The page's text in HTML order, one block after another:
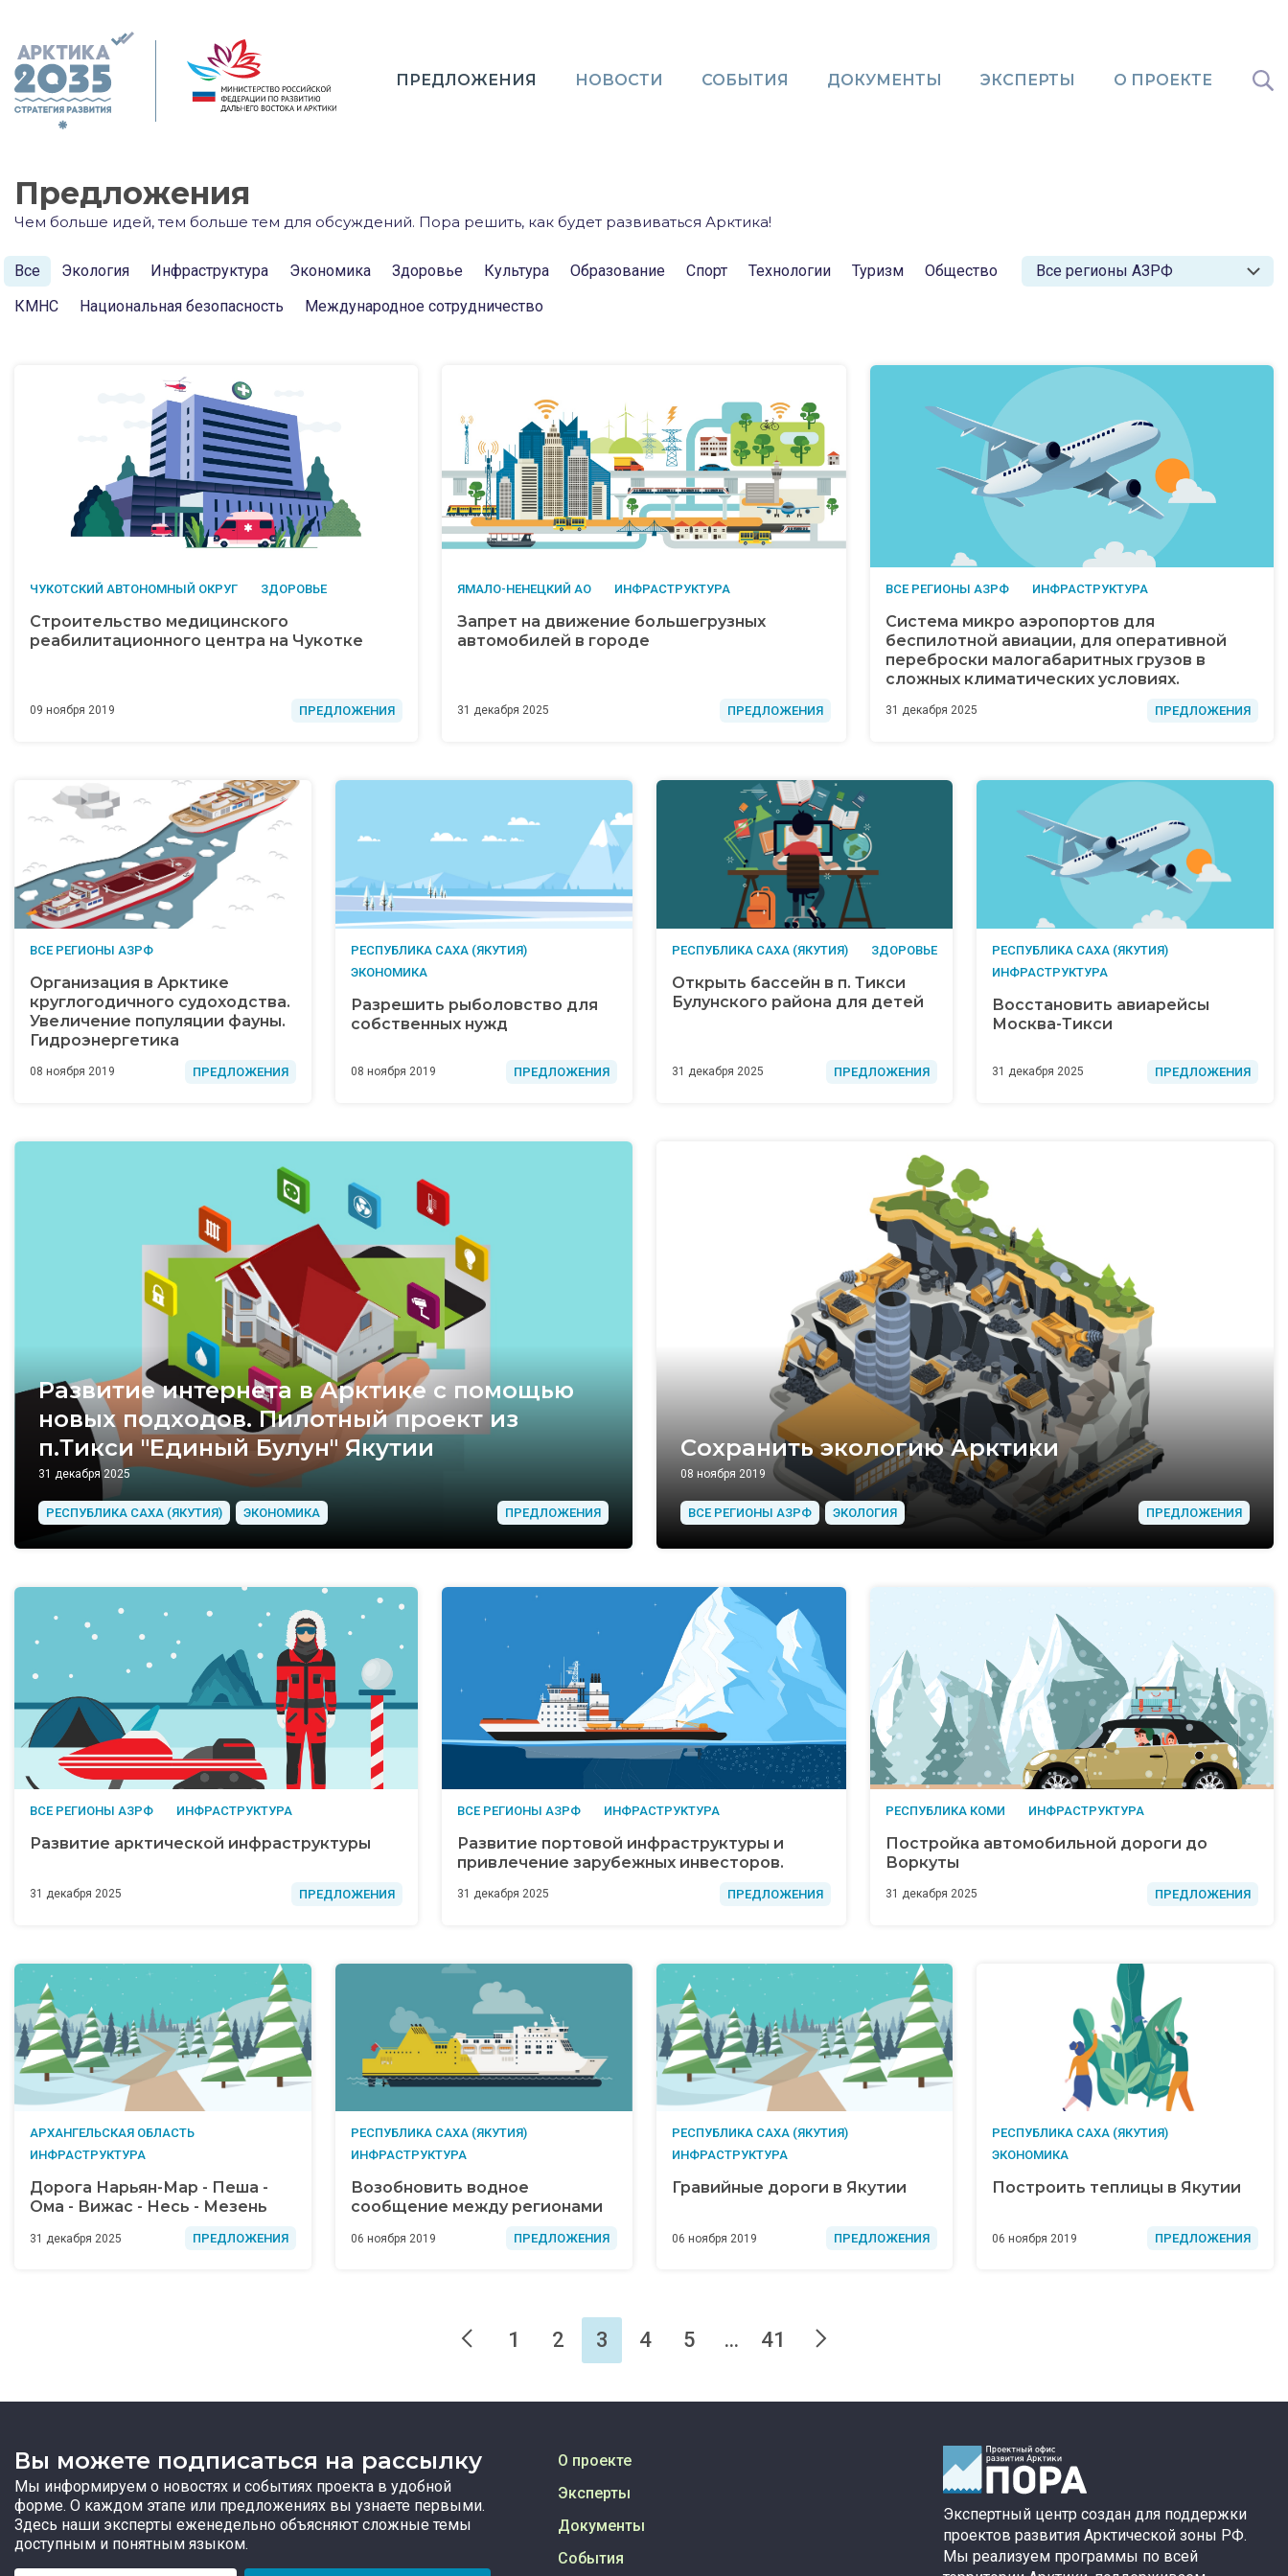
ПРЕДЛОЖЕНИЯ НОВОСТИ СОБЫТИЯ ДОКУМЕНТЫ ЭКСПЕРТЫ О ПРОЕКТЕ
Предложения
Чем больше идей, тем больше тем для обсуждений. Пора решить, как будет развиваться Арктика!
Все Экология Инфраструктура Экономика Здоровье Культура Образование Спорт Технологии Туризм
Общество
КМНС
Национальная безопасность Международное сотрудничество
Все регионы АЗРФ
ЧУКОТСКИЙ АВТОНОМНЫЙ ОКРУГ ЗДОРОВЬЕ
Строительство медицинского
реабилитационного центра на Чукотке
09 ноября 2019 ПРЕДЛОЖЕНИЯ
ЯМАЛО-НЕНЕЦКИЙ АО ИНФРАСТРУКТУРА
Запрет на движение большегрузных
автомобилей в городе
31 декабря 2025 ПРЕДЛОЖЕНИЯ
ВСЕ РЕГИОНЫ АЗРФ ИНФРАСТРУКТУРА
Система микро аэропортов для
беспилотной авиации, для оперативной
переброски малогабаритных грузов в
сложных климатических условиях.
31 декабря 2025 ПРЕДЛОЖЕНИЯ
ВСЕ РЕГИОНЫ АЗРФ
Организация в Арктике
круглогодичного судоходства.
Увеличение популяции фауны.
Гидроэнергетика
08 ноября 2019 ПРЕДЛОЖЕНИЯ
РЕСПУБЛИКА САХА (ЯКУТИЯ)
ЭКОНОМИКА
Разрешить рыболовство для
собственных нужд
08 ноября 2019 ПРЕДЛОЖЕНИЯ
РЕСПУБЛИКА САХА (ЯКУТИЯ) ЗДОРОВЬЕ
Открыть бассейн в п. Тикси
Булунского района для детей
31 декабря 2025 ПРЕДЛОЖЕНИЯ
РЕСПУБЛИКА САХА (ЯКУТИЯ)
ИНФРАСТРУКТУРА
Восстановить авиарейсы
Москва-Тикси
31 декабря 2025 ПРЕДЛОЖЕНИЯ
Развитие интернета в Арктике с помощью
новых подходов. Пилотный проект из
п.Тикси "Единый Булун" Якутии
31 декабря 2025
РЕСПУБЛИКА САХА (ЯКУТИЯ) ЭКОНОМИКА ПРЕДЛОЖЕНИЯ
Сохранить экологию Арктики
08 ноября 2019
ВСЕ РЕГИОНЫ АЗРФ ЭКОЛОГИЯ ПРЕДЛОЖЕНИЯ
ВСЕ РЕГИОНЫ АЗРФ ИНФРАСТРУКТУРА
Развитие арктической инфраструктуры
31 декабря 2025 ПРЕДЛОЖЕНИЯ
ВСЕ РЕГИОНЫ АЗРФ ИНФРАСТРУКТУРА
Развитие портовой инфраструктуры и
привлечение зарубежных инвесторов.
31 декабря 2025 ПРЕДЛОЖЕНИЯ
РЕСПУБЛИКА КОМИ ИНФРАСТРУКТУРА
Постройка автомобильной дороги до
Воркуты
31 декабря 2025 ПРЕДЛОЖЕНИЯ
АРХАНГЕЛЬСКАЯ ОБЛАСТЬ
ИНФРАСТРУКТУРА
Дорога Нарьян-Мар - Пеша -
Ома - Вижас - Несь - Мезень
31 декабря 2025 ПРЕДЛОЖЕНИЯ
РЕСПУБЛИКА САХА (ЯКУТИЯ)
ИНФРАСТРУКТУРА
Возобновить водное
сообщение между регионами
06 ноября 2019 ПРЕДЛОЖЕНИЯ
РЕСПУБЛИКА САХА (ЯКУТИЯ)
ИНФРАСТРУКТУРА
Гравийные дороги в Якутии
06 ноября 2019 ПРЕДЛОЖЕНИЯ
РЕСПУБЛИКА САХА (ЯКУТИЯ)
ЭКОНОМИКА
Построить теплицы в Якутии
06 ноября 2019 ПРЕДЛОЖЕНИЯ
1 2 3 4 5 ... 41
Вы можете подписаться на рассылку
Мы информируем о новостях и событиях проекта в удобной
форме. О каждом этапе или предложениях вы узнаете первыми.
Здесь наши эксперты еженедельно объясняют сложные темы
доступным и понятным языком.
О проекте
Эксперты
Документы
События
Экспертный центр создан для поддержки
проектов развития Арктической зоны РФ.
Мы реализуем программы по всей